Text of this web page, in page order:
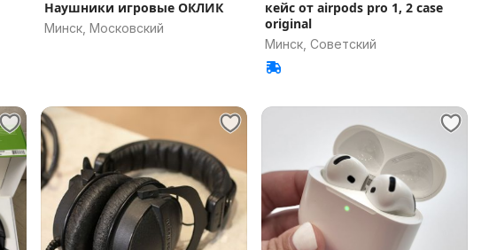
Наушники игровые ОКЛИК
Минск, Московский
кейс от airpods pro 1, 2 case
original
Минск, Советский